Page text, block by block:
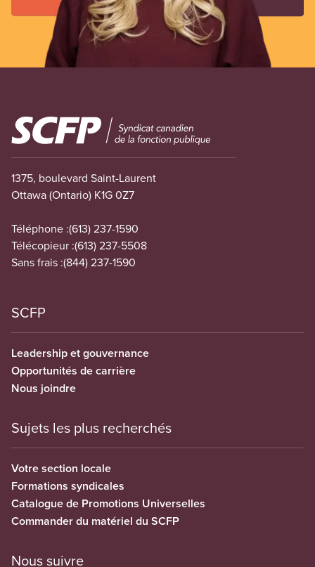
Image
1375, boulevard Saint-Laurent
Ottawa (Ontario) K1G 0Z7
Téléphone :(613) 237-1590
Télécopieur :(613) 237-5508
Sans frais :(844) 237-1590
SCFP
Leadership et gouvernance
Opportunités de carrière
Nous joindre
Sujets les plus recherchés
Votre section locale
Formations syndicales
Catalogue de Promotions Universelles
Commander du matériel du SCFP
Nous suivre